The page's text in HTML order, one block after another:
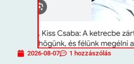
2026-08-07 1 hozzászólás